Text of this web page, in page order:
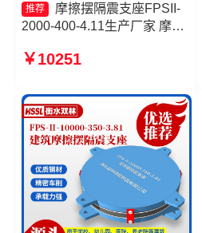
推荐
摩擦摆隔震支座FPSII-
2000-400-4.11生产厂家 摩擦
4.11源头工厂 摩擦复摆隔震支
源头工厂
￥10251